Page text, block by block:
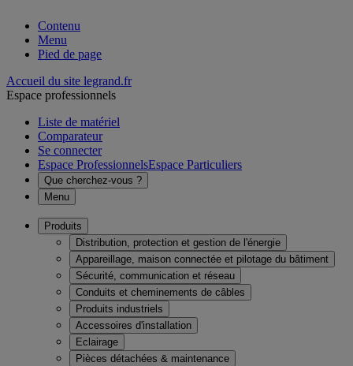
Contenu
Menu
Pied de page
Accueil du site legrand.fr
Espace professionnels
Liste de matériel
Comparateur
Se connecter
Espace ProfessionnelsEspace Particuliers
Que cherchez-vous ?
Menu
Produits
Distribution, protection et gestion de l'énergie
Appareillage, maison connectée et pilotage du bâtiment
Sécurité, communication et réseau
Conduits et cheminements de câbles
Produits industriels
Accessoires d'installation
Eclairage
Pièces détachées & maintenance